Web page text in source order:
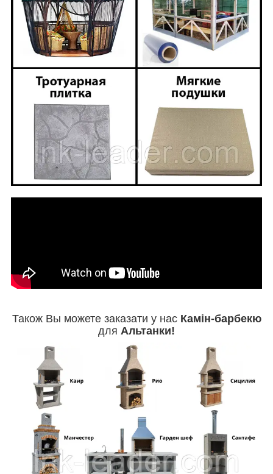
Також Вы можете заказати у нас Камін-барбекю
для Альтанки!